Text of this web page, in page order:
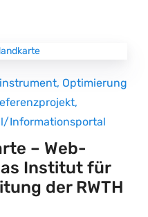
, Optimierung
,
Informationsportal
– Web-
Institut für
der RWTH